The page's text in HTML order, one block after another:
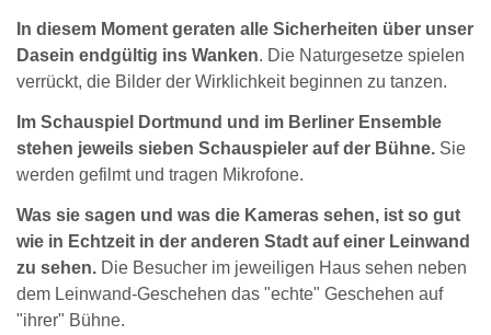
In diesem Moment geraten alle Sicherheiten über unser
Dasein endgültig ins Wanken. Die Naturgesetze spielen
verrückt, die Bilder der Wirklichkeit beginnen zu tanzen.
Im Schauspiel Dortmund und im Berliner Ensemble
stehen jeweils sieben Schauspieler auf der Bühne. Sie
werden gefilmt und tragen Mikrofone.
Was sie sagen und was die Kameras sehen, ist so gut
wie in Echtzeit in der anderen Stadt auf einer Leinwand
zu sehen. Die Besucher im jeweiligen Haus sehen neben
dem Leinwand-Geschehen das "echte" Geschehen auf
"ihrer" Bühne.